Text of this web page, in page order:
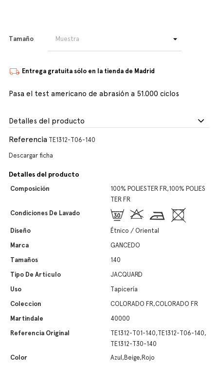
Tamaño
Entrega gratuita sólo en la tienda de Madrid
Pasa el test americano de abrasión a 51.000 ciclos
Detalles del producto
Referencia TE1312-T06-140
Descargar ficha
Detalles del producto
Composición
100% POLIESTER FR,100% POLIES
TER FR
Condiciones De Lavado
Diseño
Étnico / Oriental
Marca
GANCEDO
Tamaños
140
Tipo De Artículo
JACQUARD
Uso
Tapicería
Coleccion
COLORADO FR,COLORADO FR
Martindale
40000
Referencia Original
TE1312-T01-140,TE1312-T06-140,
TE1312-T30-140
Color
Azul,Beige,Rojo